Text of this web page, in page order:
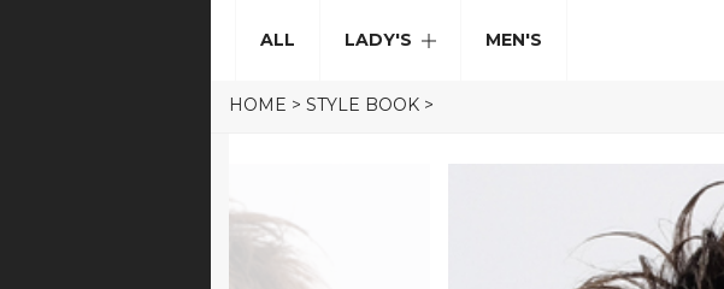
ALL LADY'S MEN'S
HOME >STYLE BOOK >